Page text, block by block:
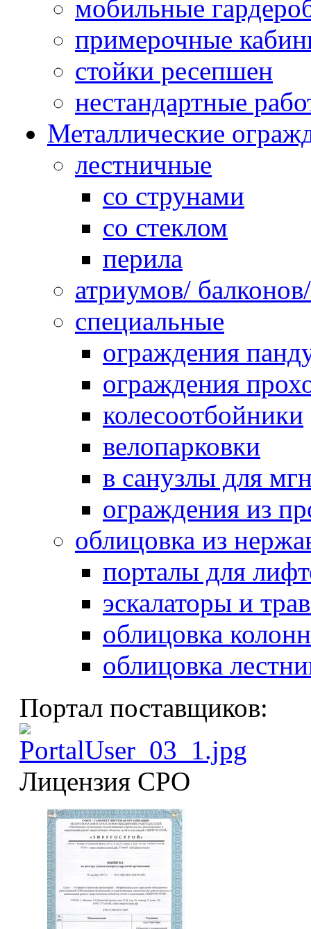
мобильные
примерочные
стойки ресепшен
нестандартные
Металлические
лестничные
со струнами
со стеклом
перила
атриумов/
специальные
ограждения
ограждения
колесоотбойники
велопарковки
в санузлы для
ограждения из
облицовка из
порталы для
эскалаторы и
облицовка колонн
облицовка
Портал поставщиков:
Лицензия СРО